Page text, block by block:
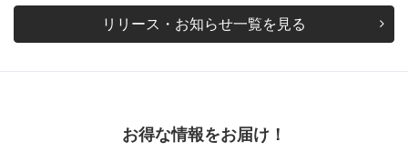
リリース・お知らせ一覧を見る
お得な情報をお届け！